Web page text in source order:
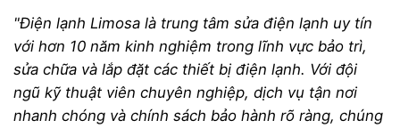
"Điện lạnh Limosa là trung tâm sửa điện lạnh uy tín
với hơn 10 năm kinh nghiệm trong lĩnh vực bảo trì,
sửa chữa và lắp đặt các thiết bị điện lạnh. Với đội
ngũ kỹ thuật viên chuyên nghiệp, dịch vụ tận nơi
nhanh chóng và chính sách bảo hành rõ ràng, chúng